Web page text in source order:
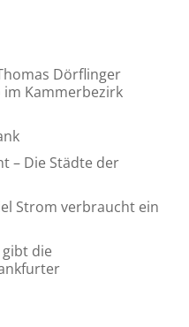
Dörflinger
Kammerbezirk
– Die Städte der
Strom verbraucht ein
die